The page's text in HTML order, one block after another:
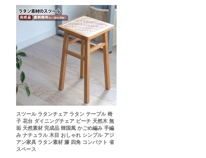
スツール ラタンチェア ラタン テーブル 椅
子 花台 ダイニングチェア ビーチ 天然木 無
垢 天然素材 完成品 韓国風 かごめ編み 手編
み ナチュラル 木目 おしゃれ シンプル アジ
アン家具 ラタン素材 籐 四角 コンパクト 省
スペース